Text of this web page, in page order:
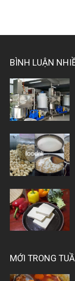
BÌNH LUẬN
MỚI TRONG